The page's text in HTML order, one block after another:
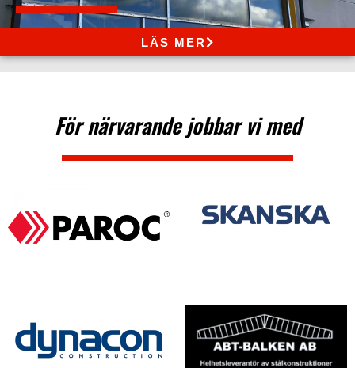
LÄS MER
För närvarande jobbar vi med